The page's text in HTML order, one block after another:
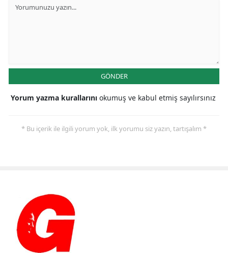
GÖNDER
Yorum yazma kurallarını okumuş ve kabul etmiş sayılırsınız
* Bu içerik ile ilgili yorum yok, ilk yorumu siz yazın, tartışalım *